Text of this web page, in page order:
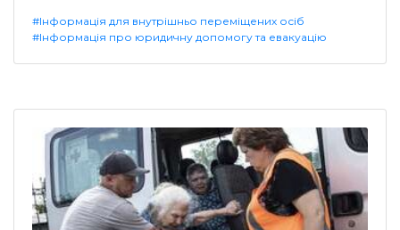
#Інформація для внутрішньо переміщених осіб
#Інформація про юридичну допомогу та евакуацію